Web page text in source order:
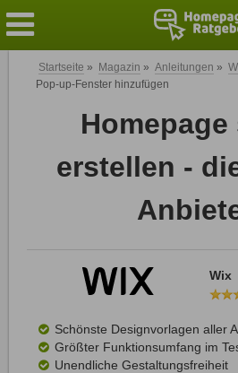
Startseite » Magazin » Anleitungen »
Pop-up-Fenster hinzufügen
Homepage
erstellen -
Wix
Schönste Designvorlagen aller
Größter Funktionsumfang im
Unendliche Gestaltungsfreiheit